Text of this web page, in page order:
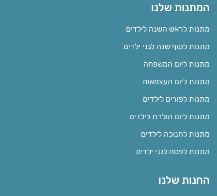
המתנות שלנו
מתנות לראש השנה לילדים
מתנות לסוף שנה לגני ילדים
מתנות ליום המשפחה
מתנות ליום העצמאות
מתנות לפורים לילדים
מתנות ליום הולדת לילדים
מתנות לחנוכה לילדים
מתנות לפסח לגני ילדים
החנות שלנו